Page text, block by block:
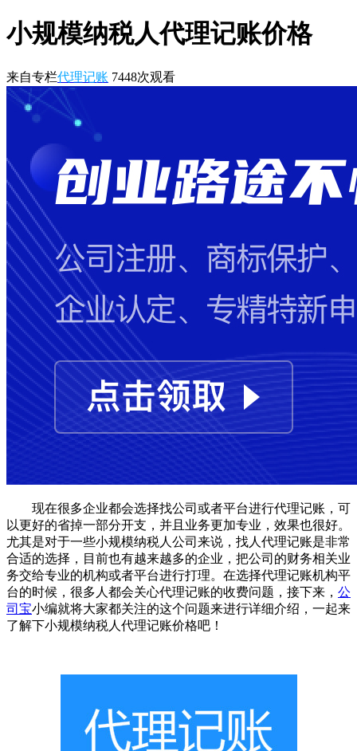
小规模纳税人代理记账价格
来自专栏代理记账 7448次观看
现在很多企业都会选择找公司或者平台进行代理记账，可
以更好的省掉一部分开支，并且业务更加专业，效果也很好。
尤其是对于一些小规模纳税人公司来说，找人代理记账是非常
合适的选择，目前也有越来越多的企业，把公司的财务相关业
务交给专业的机构或者平台进行打理。在选择代理记账机构平
台的时候，很多人都会关心代理记账的收费问题，接下来， 公
司宝小编就将大家都关注的这个问题来进行详细介绍，一起来
了解下小规模纳税人代理记账价格吧！